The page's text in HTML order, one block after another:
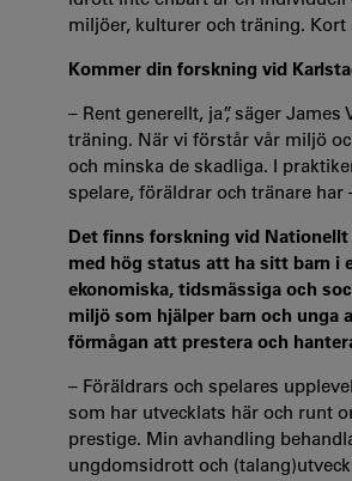
miljöer, kulturer och träning.
Kommer din forskning vid
– Rent generellt, ja”, säger
träning. När vi förstår vår miljö
och minska de skadliga. I
spelare, föräldrar och tränare har
Det finns forskning vid
med hög status att ha sitt barn i
ekonomiska, tidsmässiga och
miljö som hjälper barn och
förmågan att prestera och
– Föräldrars och spelares
som har utvecklats här och runt
prestige. Min avhandling
ungdomsidrott och